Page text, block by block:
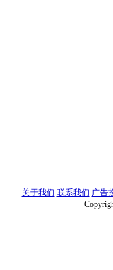
关于我们 联系我们 广告